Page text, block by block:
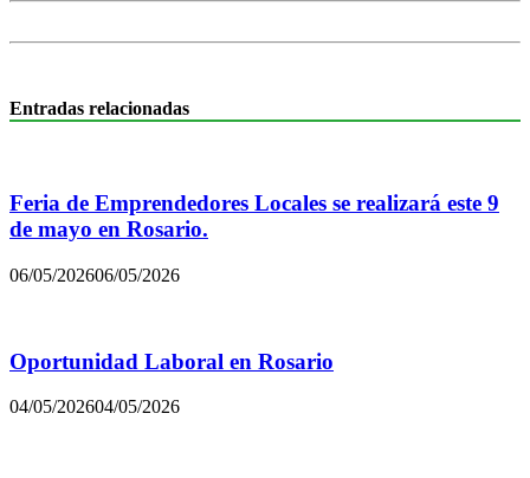
Entradas relacionadas
Feria de Emprendedores Locales se realizará este 9
de mayo en Rosario.
06/05/202606/05/2026
Oportunidad Laboral en Rosario
04/05/202604/05/2026